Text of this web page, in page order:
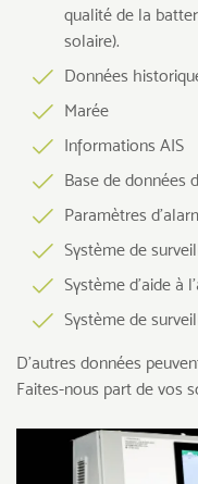
qualité de la
solaire).
Données
Marée
Informations AIS
Base de données
Paramètres
Système de
Système d’aide à
Système de
D’autres données
Faites-nous part de vos